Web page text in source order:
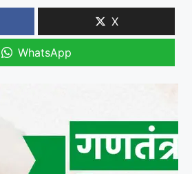
X
WhatsApp